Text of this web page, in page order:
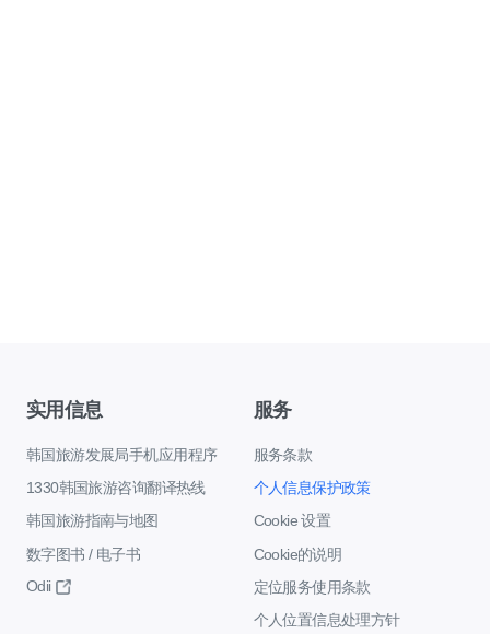
实用信息
韩国旅游发展局手机应用程序
1330韩国旅游咨询翻译热线
韩国旅游指南与地图
数字图书 / 电子书
Odii
服务
服务条款
个人信息保护政策
Cookie 设置
Cookie的说明
定位服务使用条款
个人位置信息处理方针